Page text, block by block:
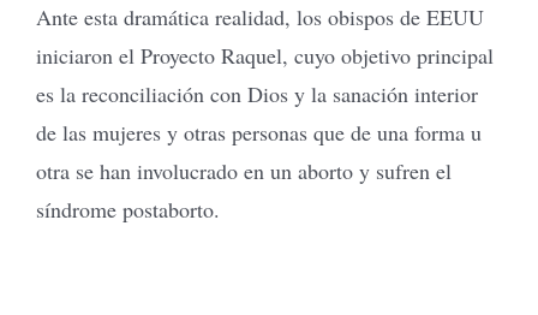
Ante esta dramática realidad, los obispos de EEUU
iniciaron el Proyecto Raquel, cuyo objetivo principal
es la reconciliación con Dios y la sanación interior
de las mujeres y otras personas que de una forma u
otra se han involucrado en un aborto y sufren el
síndrome postaborto.